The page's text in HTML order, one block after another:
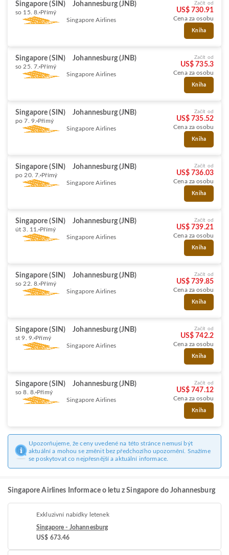
Singapore (SIN) Johannesburg (JNB)
so 15. 8. Přímý
Singapore Airlines
Začít od
US$ 730.91
Cena za osobu
Kniha
Singapore (SIN) Johannesburg (JNB)
so 25. 7. Přímý
Singapore Airlines
Začít od
US$ 735.3
Cena za osobu
Kniha
Singapore (SIN) Johannesburg (JNB)
po 7. 9. Přímý
Singapore Airlines
Začít od
US$ 735.52
Cena za osobu
Kniha
Singapore (SIN) Johannesburg (JNB)
po 20. 7. Přímý
Singapore Airlines
Začít od
US$ 736.03
Cena za osobu
Kniha
Singapore (SIN) Johannesburg (JNB)
út 3. 11. Přímý
Singapore Airlines
Začít od
US$ 739.21
Cena za osobu
Kniha
Singapore (SIN) Johannesburg (JNB)
so 22. 8. Přímý
Singapore Airlines
Začít od
US$ 739.85
Cena za osobu
Kniha
Singapore (SIN) Johannesburg (JNB)
st 9. 9. Přímý
Singapore Airlines
Začít od
US$ 742.2
Cena za osobu
Kniha
Singapore (SIN) Johannesburg (JNB)
so 8. 8. Přímý
Singapore Airlines
Začít od
US$ 747.12
Cena za osobu
Kniha
Upozorňujeme, že ceny uvedené na této stránce nemusí být
aktuální a mohou se změnit bez předchozího upozornění. Snažíme
se poskytovat co nejpřesnější a aktuální informace.
Singapore Airlines Informace o letu z Singapore do Johannesburg
Exkluzivní nabídky letenek
Singapore - Johannesburg
US$ 673.46